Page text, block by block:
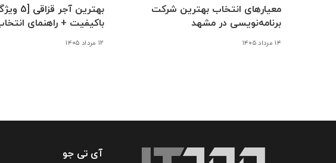
معیارهای انتخاب بهترین شرکت
برنامه‌نویسی در مشهد
۱۴ مرداد ۱۴۰۵
بهترین
باکیفیت + راهنمای
۱۲ مرداد ۱۴۰۵
آی تی جو